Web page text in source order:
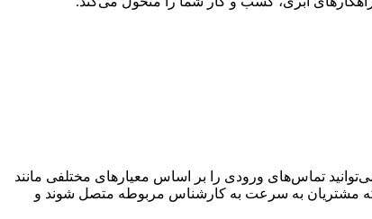
تماس‌های ورودی را بر اساس معیارهای مختلفی مانند
که مشتریان به سرعت به کارشناس مربوطه متصل شوند و